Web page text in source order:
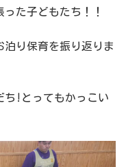
た子どもたち！！
り保育を振り返りま
ち!とってもかっこい